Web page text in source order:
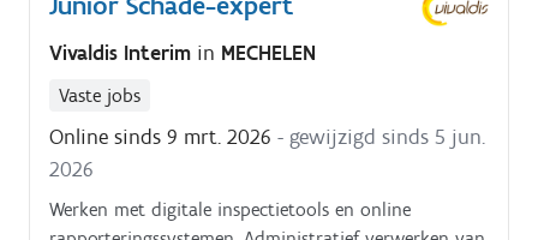
Vivaldis Interim in MECHELEN
Vaste jobs
Online sinds 9 mrt. 2026 - gewijzigd sinds 5 jun.
2026
Werken met digitale inspectietools en online